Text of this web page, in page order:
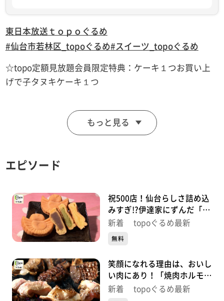
東日本放送 ｔｏｐｏぐるめ
#仙台市若林区_topoぐるめ#スイーツ_topoぐるめ
☆topo定額見放題会員限定特典：ケーキ１つお買い上
げで子タヌキケーキ１つ
【住所】宮城県仙台市若林区連坊小路128
【電話番号】022-225-1591
【定休日】日曜
♪ＹＵＭＭＹ ＧＯＯＤＤＡＹ ＣＥＮＴ
※特典をご利用の際は、topoにログインをしてトップ
画面をご注文の前にお店の方にお見せください。
「定額見放題会員」を提示）
※紹介した店舗情報は変更している場合があります。
※紹介した商品は取り扱いが終了している場合がありま
もっと見る
エピソード
祝500店！仙台らしさ詰め込
みすぎ!?伊達家にずんだ「ち
ゅんちゅん堂」（青葉区川
新着 topoぐるめ最新
無料
笑顔になれる理由は、おいし
い肉にあり！「焼肉ホルモン
呵呵大笑」（青葉区国分町）
新着 topoぐるめ最新